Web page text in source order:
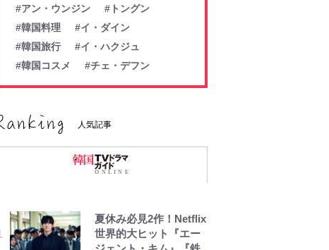
#アン・ウンジン
#トングン
#韓国料理
#イ・ダイン
#韓国旅行
#イ・ハクジュ
#韓国コスメ
#チェ・デフン
人気記事
夏休み必見2作！Netflix
世界的大ヒット『エー